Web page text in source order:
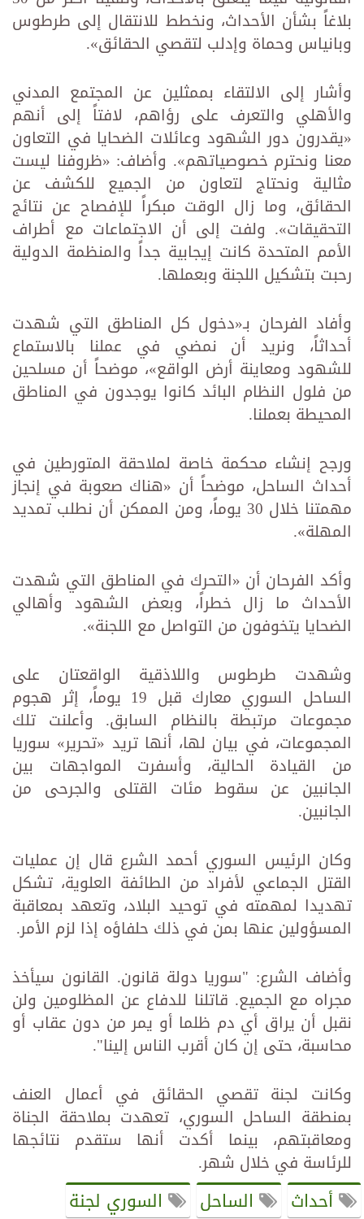
بلاغاً بشأن الأحداث، ونخطط للانتقال إلى طرطوس
وبانياس وحماة وإدلب لتقصي الحقائق».
وأشار إلى الالتقاء بممثلين عن المجتمع المدني
والأهلي والتعرف على رؤاهم، لافتاً إلى أنهم
«يقدرون دور الشهود وعائلات الضحايا في التعاون
معنا ونحترم خصوصياتهم». وأضاف: «ظروفنا ليست
مثالية ونحتاج لتعاون من الجميع للكشف عن
الحقائق، وما زال الوقت مبكراً للإفصاح عن نتائج
التحقيقات». ولفت إلى أن الاجتماعات مع أطراف
الأمم المتحدة كانت إيجابية جداً والمنظمة الدولية
رحبت بتشكيل اللجنة وبعملها.
وأفاد الفرحان بـ«دخول كل المناطق التي شهدت
أحداثاً، ونريد أن نمضي في عملنا بالاستماع
للشهود ومعاينة أرض الواقع»، موضحاً أن مسلحين
من فلول النظام البائد كانوا يوجدون في المناطق
المحيطة بعملنا.
ورجح إنشاء محكمة خاصة لملاحقة المتورطين في
أحداث الساحل، موضحاً أن «هناك صعوبة في إنجاز
مهمتنا خلال 30 يوماً، ومن الممكن أن نطلب تمديد
المهلة».
وأكد الفرحان أن «التحرك في المناطق التي شهدت
الأحداث ما زال خطراً، وبعض الشهود وأهالي
الضحايا يتخوفون من التواصل مع اللجنة».
وشهدت طرطوس واللاذقية الواقعتان على
الساحل السوري معارك قبل 19 يوماً، إثر هجوم
مجموعات مرتبطة بالنظام السابق. وأعلنت تلك
المجموعات، في بيان لها، أنها تريد «تحرير» سوريا
من القيادة الحالية، وأسفرت المواجهات بين
الجانبين عن سقوط مئات القتلى والجرحى من
الجانبين.
وكان الرئيس السوري أحمد الشرع قال إن عمليات
القتل الجماعي لأفراد من الطائفة العلوية، تشكل
تهديدا لمهمته في ‏توحيد البلاد، وتعهد بمعاقبة
المسؤولين عنها بمن في ذلك حلفاؤه إذا لزم الأمر.‏
وأضاف الشرع: "سوريا دولة قانون. القانون سيأخذ
مجراه مع الجميع. قاتلنا للدفاع عن المظلومين ولن
نقبل أن يراق ‏أي دم ظلما أو يمر من دون عقاب أو
محاسبة، حتى إن كان أقرب الناس إلينا".‏
وكانت لجنة تقصي الحقائق في أعمال العنف
بمنطقة الساحل السوري، تعهدت بملاحقة الجناة
ومعاقبتهم، بينما أكدت ‏أنها ستقدم نتائجها
للرئاسة في خلال شهر.‏
أحداث الساحل
السوري لجنة